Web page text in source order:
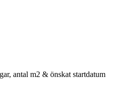
antal m2 & önskat startdatum